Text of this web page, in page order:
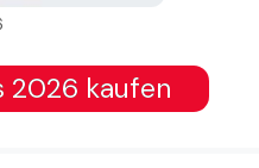
2026 kaufen